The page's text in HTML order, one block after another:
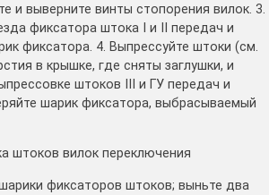
и выверните винты стопорения вилок. 3.
фиксатора штока I и II передач и
фиксатора. 4. Выпрессуйте штоки (см.
в крышке, где сняты заглушки, и
штоков III и ГУ передач и
шарик фиксатора, выбрасываемый
штоков вилок пеpеключения
фиксаторов штоков; выньте два